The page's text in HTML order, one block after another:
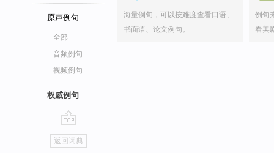
原声例句
全部
音频例句
视频例句
权威例句
go
top
返回词典
海量例句，可以按难度查看口语、
书面语、论文例句。
例句
看美